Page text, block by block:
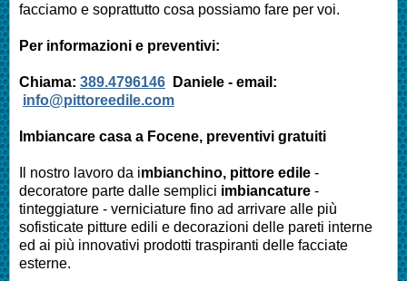
facciamo e soprattutto cosa possiamo fare per voi.
Per informazioni e preventivi:
Chiama: 389.4796146 Daniele - email:
info@pittoreedile.com
Imbiancare casa a Focene, preventivi gratuiti
Il nostro lavoro da imbianchino, pittore edile -
decoratore parte dalle semplici imbiancature -
tinteggiature - verniciature fino ad arrivare alle più
sofisticate pitture edili e decorazioni delle pareti interne
ed ai più innovativi prodotti traspiranti delle facciate
esterne.